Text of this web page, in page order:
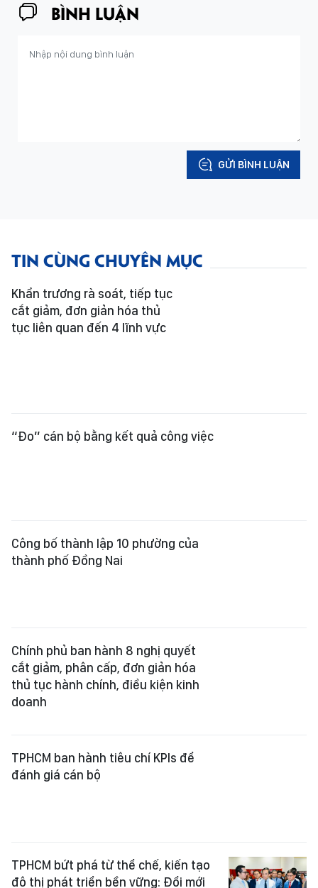
BÌNH LUẬN
GỬI BÌNH LUẬN
TIN CÙNG CHUYÊN MỤC
Khẩn trương rà soát, tiếp tục
cắt giảm, đơn giản hóa thủ
tục liên quan đến 4 lĩnh vực
Chính phủ ban hành 8 nghị quyết
TPHCM ban hành tiêu chí KPIs để
đánh giá cán bộ
đô thị phát triển bền vững: Đổi mới
phương thức lãnh đạo từ cơ sở